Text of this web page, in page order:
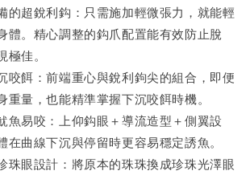
的超銳利鈎：只需施加輕微張力，就能輕
體。精心調整的鈎爪配置能有效防止脫
極佳。
咬餌：前端重心與銳利鉤尖的組合，即便
重量，也能精準掌握下沉咬餌時機。
魚易咬：上仰鈎眼＋導流造型＋側翼設
在曲線下沉與停留時更容易穩定誘魚。
珠眼設計：將原本的珠珠換成珍珠光澤眼